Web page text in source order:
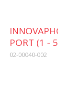
PORT (1 -
02-00040-002